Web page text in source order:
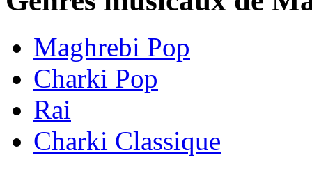
Maghrebi Pop
Charki Pop
Rai
Charki Classique